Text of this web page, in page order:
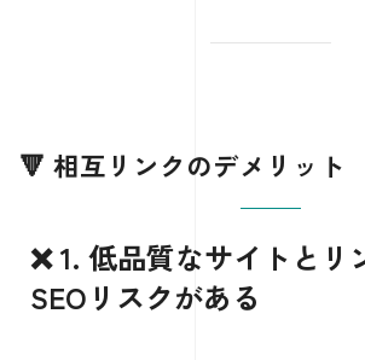
🔻 相互リンクのデメリット
❌ 1. 低品質なサイトとリ
SEOリスクがある